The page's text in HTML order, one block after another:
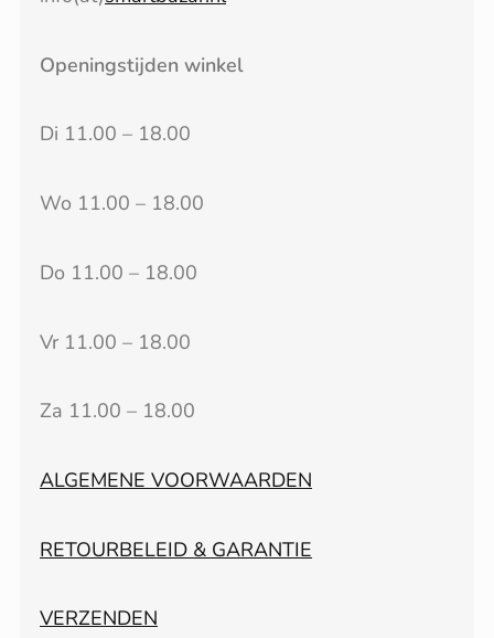
Openingstijden winkel
Di 11.00 – 18.00
Wo 11.00 – 18.00
Do 11.00 – 18.00
Vr 11.00 – 18.00
Za 11.00 – 18.00
ALGEMENE VOORWAARDEN
RETOURBELEID & GARANTIE
VERZENDEN